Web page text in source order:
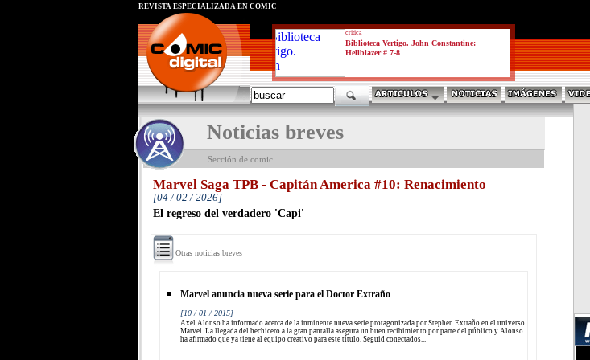
critica
Biblioteca Vertigo. John Constantine:
Hellblazer # 7-8
REVISTA ESPECIALIZADA EN CÓMIC
Noticias breves
Sección de comic
Marvel Saga TPB - Capitán America #10: Renacimiento
[04 / 02 / 2026]
El regreso del verdadero 'Capi'
Otras noticias breves
Marvel anuncia nueva serie para el Doctor Extraño
[10 / 01 / 2015]
Axel Alonso ha informado acerca de la inminente nueva serie protagonizada por Stephen Extraño en el universo
Marvel. La llegada del hechicero a la gran pantalla asegura un buen recibimiento por parte del público y Alonso
ha afirmado que ya tiene al equipo creativo para este título. Seguid conectados...